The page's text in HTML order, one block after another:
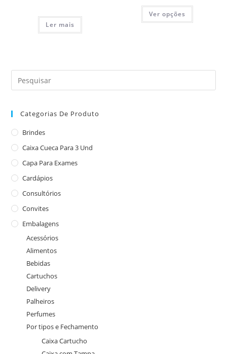
Ler mais
Ver opções
Categorias De Produto
Brindes
Caixa Cueca Para 3 Und
Capa Para Exames
Cardápios
Consultórios
Convites
Embalagens
Acessórios
Alimentos
Bebidas
Cartuchos
Delivery
Palheiros
Perfumes
Por tipos e Fechamento
Caixa Cartucho